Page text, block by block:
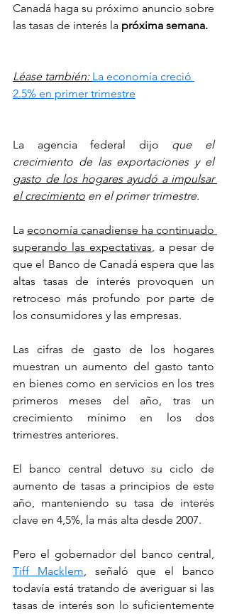
Canadá haga su próximo anuncio sobre
las tasas de interés la próxima semana.
Léase también: La economía creció
2.5% en primer trimestre
La agencia federal dijo que el
crecimiento de las exportaciones y el
gasto de los hogares ayudó a impulsar
el crecimiento en el primer trimestre.
La economía canadiense ha continuado
superando las expectativas , a pesar de
que el Banco de Canadá espera que las
altas tasas de interés provoquen un
retroceso más profundo por parte de
los consumidores y las empresas.
Las cifras de gasto de los hogares
muestran un aumento del gasto tanto
en bienes como en servicios en los tres
primeros meses del año, tras un
crecimiento mínimo en los dos
trimestres anteriores.
El banco central detuvo su ciclo de
aumento de tasas a principios de este
año, manteniendo su tasa de interés
clave en 4,5%, la más alta desde 2007.
Tiff Macklem , señaló que el banco
todavía está tratando de averiguar si las
tasas de interés son lo suficientemente